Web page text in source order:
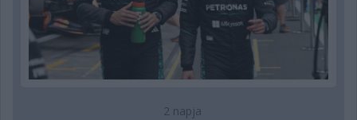
2 napja